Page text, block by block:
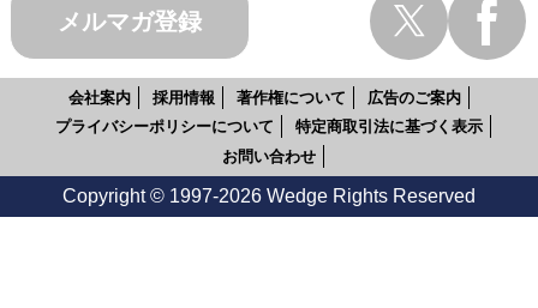
メルマガ登録
会社案内 採用情報 著作権について
広告のご案内
プライバシーポリシーについて
特定商取引法に基づく表示
お問い合わせ
Copyright © 1997-2026 Wedge Rights Reserved